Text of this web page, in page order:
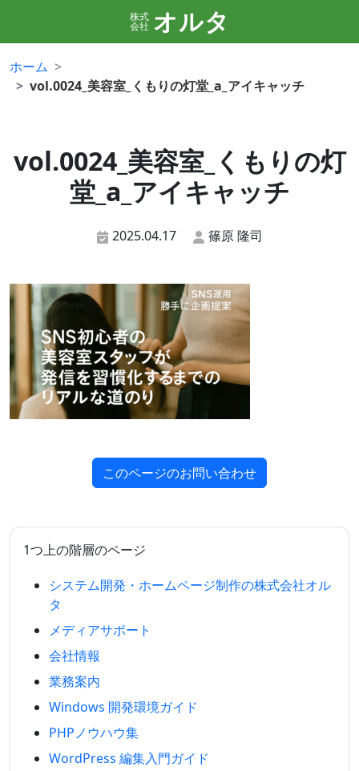
株式
会社 オルタ
ホーム
vol.0024_美容室_くもりの灯堂_a_アイキャッチ
vol.0024_美容室_くもりの灯
堂_a_アイキャッチ
2025.04.17 篠原 隆司
このページのお問い合わせ
1つ上の階層のページ
システム開発・ホームページ制作の株式会社オル
タ
メディアサポート
会社情報
業務案内
Windows 開発環境ガイド
PHPノウハウ集
WordPress 編集入門ガイド